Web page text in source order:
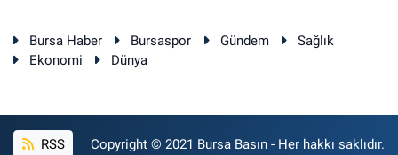
Bursa Haber Bursaspor Gündem
Sağlık
Ekonomi
Dünya
RSS Copyright © 2021 Bursa Basın - Her hakkı saklıdır.